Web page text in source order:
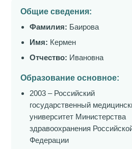
Общие сведения:
Фамилия: Баирова
Имя: Кермен
Отчество: Ивановна
Образование основное:
2003 – Российский
государственный
университет Министерства
здравоохранения
Федерации